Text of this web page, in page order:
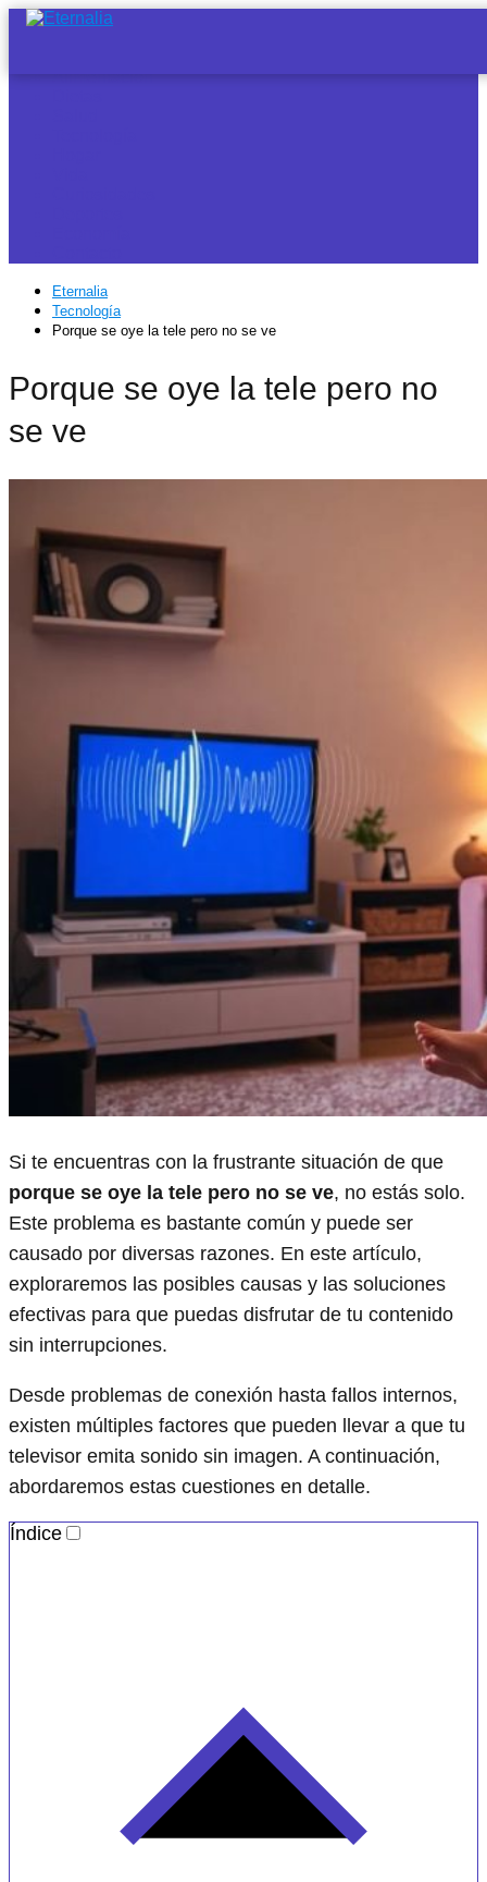
Alimentación
Eternalia
Tecnología
Porque se oye la tele pero no se ve
Porque se oye la tele pero no
se ve
Si te encuentras con la frustrante situación de que
porque se oye la tele pero no se ve, no estás solo.
Este problema es bastante común y puede ser
causado por diversas razones. En este artículo,
exploraremos las posibles causas y las soluciones
efectivas para que puedas disfrutar de tu contenido
sin interrupciones.
Desde problemas de conexión hasta fallos internos,
existen múltiples factores que pueden llevar a que tu
televisor emita sonido sin imagen. A continuación,
abordaremos estas cuestiones en detalle.
Índice